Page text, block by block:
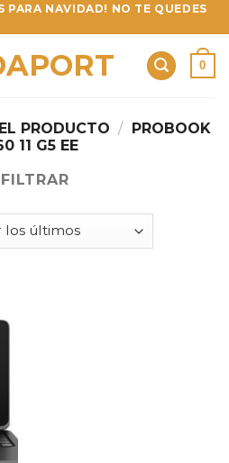
PARA NAVIDAD! NO TE QUEDES
0
PRODUCTO / PROBOOK
11 G5 EE
FILTRAR